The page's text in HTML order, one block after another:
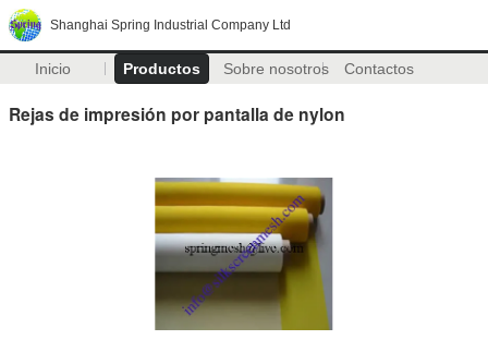
Shanghai Spring Industrial Company Ltd
Inicio Productos Sobre nosotros Contactos
Rejas de impresión por pantalla de nylon